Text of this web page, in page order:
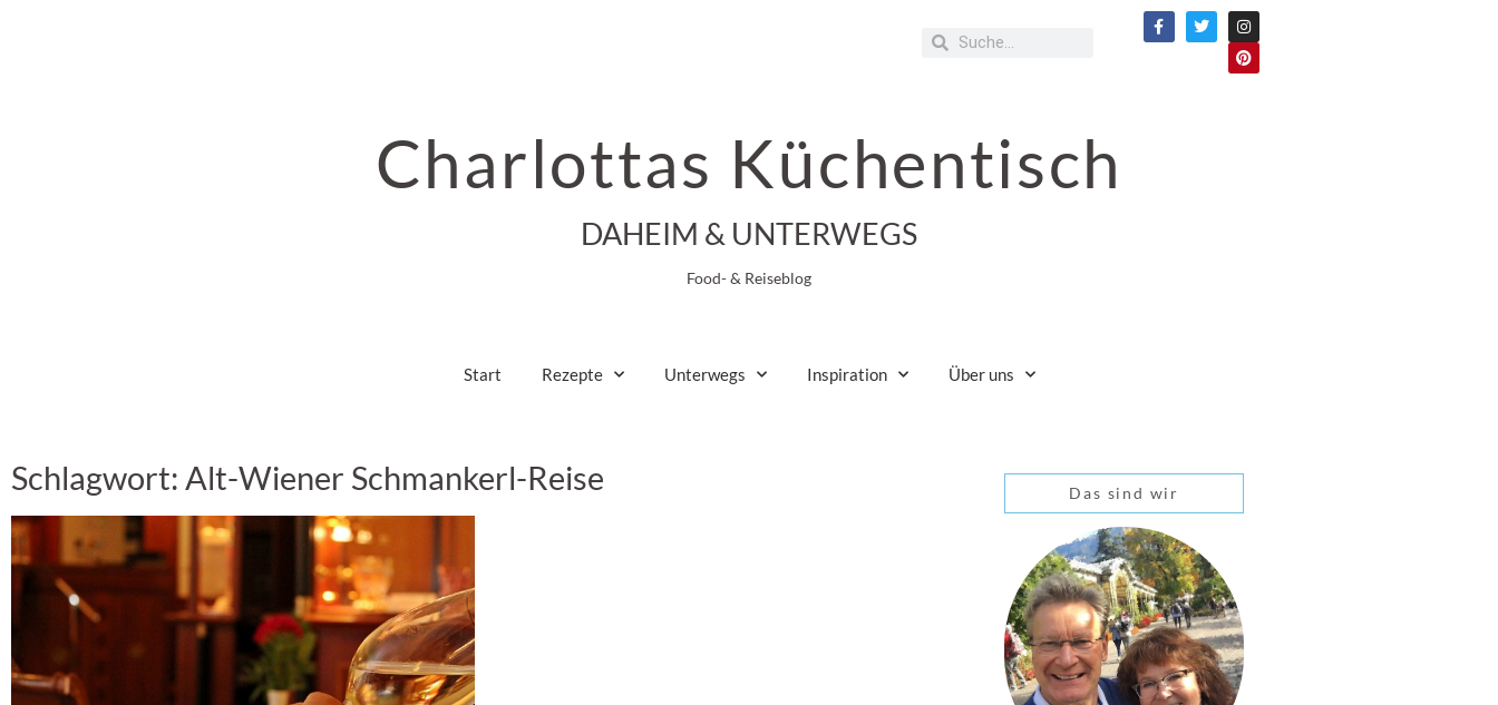
Charlottas Küchentisch
DAHEIM & UNTERWEGS
Food- & Reiseblog
Start Rezepte Unterwegs Inspiration Über uns
Schlagwort: Alt-Wiener Schmankerl-Reise Das sind wir